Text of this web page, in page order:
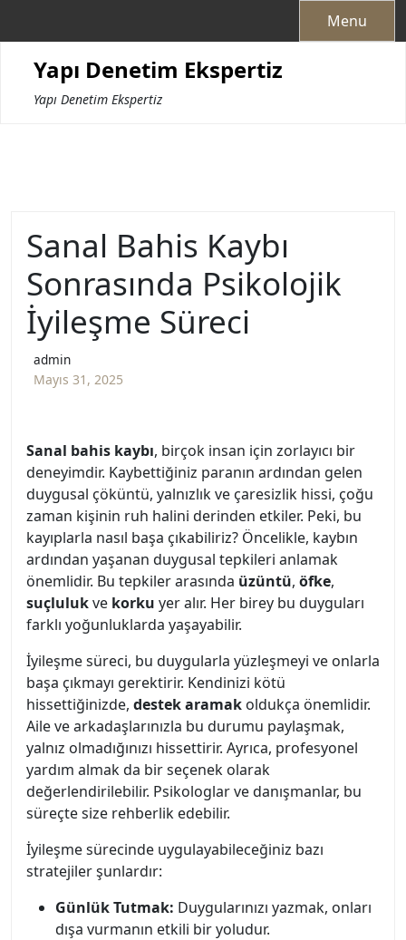
Menu
Yapı Denetim Ekspertiz
Yapı Denetim Ekspertiz
Sanal Bahis Kaybı
Sonrasında Psikolojik
İyileşme Süreci
admin
Mayıs 31, 2025
Sanal bahis kaybı, birçok insan için zorlayıcı bir
deneyimdir. Kaybettiğiniz paranın ardından gelen
duygusal çöküntü, yalnızlık ve çaresizlik hissi, çoğu
zaman kişinin ruh halini derinden etkiler. Peki, bu
kayıplarla nasıl başa çıkabiliriz? Öncelikle, kaybın
ardından yaşanan duygusal tepkileri anlamak
önemlidir. Bu tepkiler arasında üzüntü, öfke,
suçlulukve korku yer alır. Her birey bu duyguları
farklı yoğunluklarda yaşayabilir.
İyileşme süreci, bu duygularla yüzleşmeyi ve onlarla
başa çıkmayı gerektirir. Kendinizi kötü
hissettiğinizde, destek aramak oldukça önemlidir.
Aile ve arkadaşlarınızla bu durumu paylaşmak,
yalnız olmadığınızı hissettirir. Ayrıca, profesyonel
yardım almak da bir seçenek olarak
değerlendirilebilir. Psikologlar ve danışmanlar, bu
süreçte size rehberlik edebilir.
İyileşme sürecinde uygulayabileceğiniz bazı
stratejiler şunlardır:
Günlük Tutmak: Duygularınızı yazmak, onları
dışa vurmanın etkili bir yoludur.